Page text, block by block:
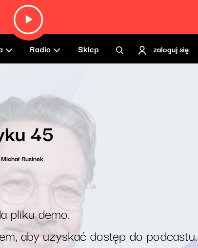
Radio Sklep zaloguj się
45
Michał Rusinek
pliku demo.
aby uzyskać dostęp do podcastu.